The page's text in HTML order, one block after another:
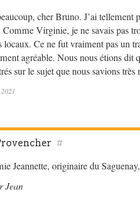
cher Bruno. J’ai tellement
Virginie, je ne savais pas
locaux. Ce ne fut vraiment pas un
agréable. Nous nous étions dit
sur le sujet que nous savions très
#
Jeannette, originaire du
Jean